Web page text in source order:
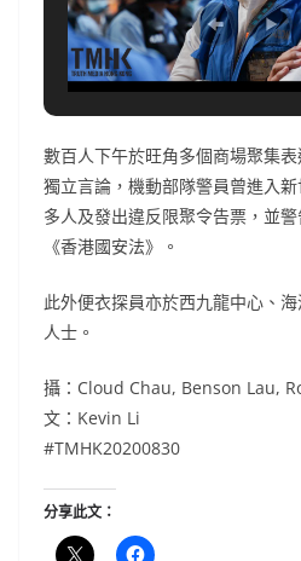
數百人下午於旺角多個商場聚集
獨立言論，機動部隊警員曾進入
多人及發出違反限聚令告票，並
《香港國安法》。
此外便衣探員亦於西九龍中心、
人士。
攝：Cloud Chau, Benson Lau,
文：Kevin Li
#TMHK20200830
分享此文：